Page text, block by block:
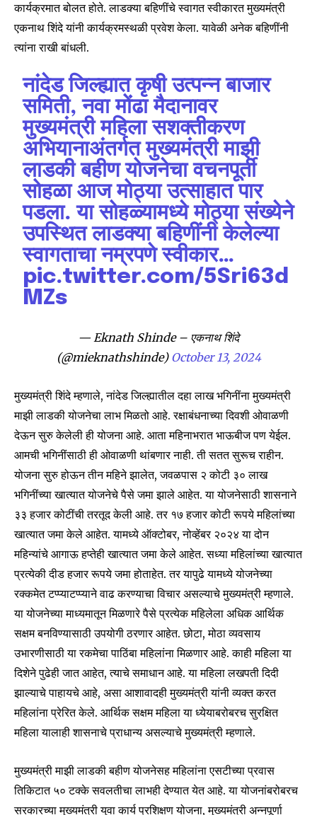
Join our community of
SUBSCRIBERS and be part of the
conversation.
To subscribe, simply enter your email address on our website
or click the subscribe button below. Don't worry, we respect
your privacy and won't spam your inbox. Your information is
safe with us.
I've read and accept thePrivacy Policy.
कार्यक्रमात बोलत होते. लाडक्या बहिणींचे स्वागत स्वीकारत मुख्यमंत्री
एकनाथ शिंदे यांनी कार्यक्रमस्थळी प्रवेश केला. यावेळी अनेक बहिणींनी
त्यांना राखी बांधली.
नांदेड जिल्ह्यात कृषी उत्पन्न बाजार
समिती, नवा मोंढा मैदानावर
मुख्यमंत्री महिला सशक्तीकरण
अभियानाअंतर्गत मुख्यमंत्री माझी
लाडकी बहीण योजनेचा वचनपूर्ती
सोहळा आज मोठ्या उत्साहात पार
पडला. या सोहळ्यामध्ये मोठ्या संख्येने
उपस्थित लाडक्या बहिणींनी केलेल्या
स्वागताचा नम्रपणे स्वीकार…
pic.twitter.com/5Sri63d
MZs
— Eknath Shinde – एकनाथ शिंदे
(@mieknathshinde) October 13, 2024
मुख्यमंत्री शिंदे म्हणाले, नांदेड जिल्ह्यातील दहा लाख भगिनींना मुख्यमंत्री
माझी लाडकी योजनेचा लाभ मिळतो आहे. रक्षाबंधनाच्या दिवशी ओवाळणी
देऊन सुरु केलेली ही योजना आहे. आता महिनाभरात भाऊबीज पण येईल.
आमची भगिनींसाठी ही ओवाळणी थांबणार नाही. ती सतत सुरूच राहीन.
योजना सुरु होऊन तीन महिने झालेत, जवळपास २ कोटी ३० लाख
भगिनींच्या खात्यात योजनेचे पैसे जमा झाले आहेत. या योजनेसाठी शासनाने
३३ हजार कोटींची तरतूद केली आहे. तर १७ हजार कोटी रूपये महिलांच्या
खात्यात जमा केले आहेत. यामध्ये ऑक्टोबर, नोव्हेंबर २०२४ या दोन
महिन्यांचे आगाऊ हप्तेही खात्यात जमा केले आहेत. सध्या महिलांच्या खात्यात
प्रत्येकी दीड हजार रूपये जमा होताहेत. तर यापुढे यामध्ये योजनेच्या
रक्कमेत टप्प्याटप्प्याने वाढ करण्याचा विचार असल्याचे मुख्यमंत्री म्हणाले.
या योजनेच्या माध्यमातून मिळणारे पैसे प्रत्येक महिलेला अधिक आर्थिक
सक्षम बनविण्यासाठी उपयोगी ठरणार आहेत. छोटा, मोठा व्यवसाय
उभारणीसाठी या रकमेचा पाठिंबा महिलांना मिळणार आहे. काही महिला या
दिशेने पुढेही जात आहेत, त्याचे समाधान आहे. या महिला लखपती दिदी
झाल्याचे पाहायचे आहे, असा आशावादही मुख्यमंत्री यांनी व्यक्त करत
महिलांना प्रेरित केले. आर्थिक सक्षम महिला या ध्येयाबरोबरच सुरक्षित
महिला यालाही शासनाचे प्राधान्य असल्याचे मुख्यमंत्री म्हणाले.
मुख्यमंत्री माझी लाडकी बहीण योजनेसह महिलांना एसटीच्या प्रवास
तिकिटात ५० टक्के सवलतीचा लाभही देण्यात येत आहे. या योजनांबरोबरच
सरकारच्या मुख्यमंत्री युवा कार्य प्रशिक्षण योजना, मुख्यमंत्री अन्नपूर्णा